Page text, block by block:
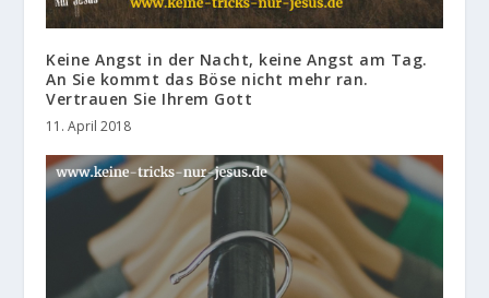
Keine Angst in der Nacht, keine Angst am Tag.
An Sie kommt das Böse nicht mehr ran.
Vertrauen Sie Ihrem Gott
11. April 2018